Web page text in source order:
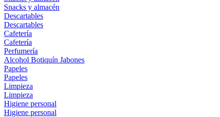
Snacks y almacén
Descartables
Descartables
Cafetería
Cafetería
Perfumería
Alcohol Botiquín Jabones
Papeles
Papeles
Limpieza
Limpieza
Higiene personal
Higiene personal